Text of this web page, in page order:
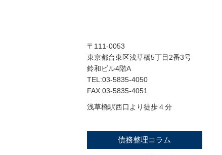
〒111-0053
東京都台東区浅草橋5丁目2番3号
鈴和ビル4階A
TEL:03-5835-4050
FAX:03-5835-4051
浅草橋駅西口より徒歩４分
債務整理コラム